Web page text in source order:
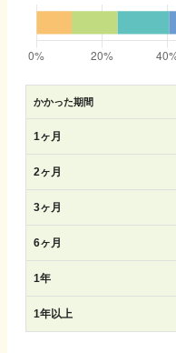
かかった期間
1ヶ月
2ヶ月
3ヶ月
6ヶ月
1年
1年以上